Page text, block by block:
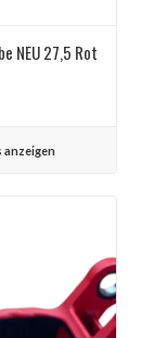
NEU 27,5 Rot
anzeigen